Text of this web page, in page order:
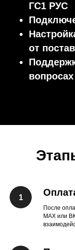
ГС1 РУС
от
После
МАХ или